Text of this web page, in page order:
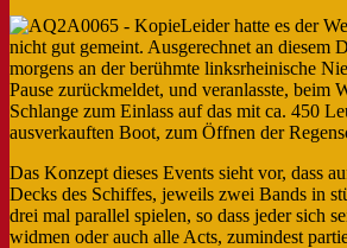
Leider hatte es der
nicht gut gemeint. Ausgerechnet an diesem
morgens an der berühmte linksrheinische
Pause zurückmeldet, und veranlasste, beim
Schlange zum Einlass auf das mit ca. 450
ausverkauften Boot, zum Öffnen der
Das Konzept dieses Events sieht vor, dass
Decks des Schiffes, jeweils zwei Bands in
drei mal parallel spielen, so dass jeder sich
widmen oder auch alle Acts, zumindest